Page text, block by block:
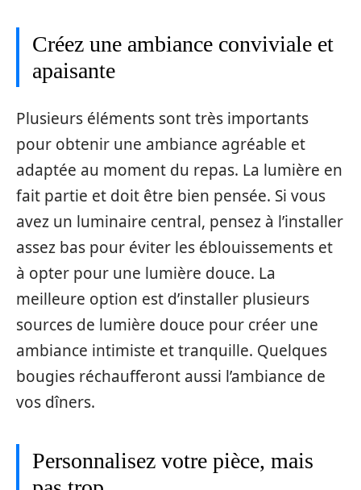
Créez une ambiance conviviale et
apaisante
Plusieurs éléments sont très importants
pour obtenir une ambiance agréable et
adaptée au moment du repas. La lumière en
fait partie et doit être bien pensée. Si vous
avez un luminaire central, pensez à l’installer
assez bas pour éviter les éblouissements et
à opter pour une lumière douce. La
meilleure option est d’installer plusieurs
sources de lumière douce pour créer une
ambiance intimiste et tranquille. Quelques
bougies réchaufferont aussi l’ambiance de
vos dîners.
Personnalisez votre pièce, mais